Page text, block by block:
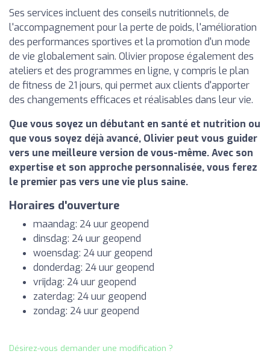
Ses services incluent des conseils nutritionnels, de
l'accompagnement pour la perte de poids, l'amélioration
des performances sportives et la promotion d'un mode
de vie globalement sain. Olivier propose également des
ateliers et des programmes en ligne, y compris le plan
de fitness de 21 jours, qui permet aux clients d'apporter
des changements efficaces et réalisables dans leur vie.
Que vous soyez un débutant en santé et nutrition ou
que vous soyez déjà avancé, Olivier peut vous guider
vers une meilleure version de vous-même. Avec son
expertise et son approche personnalisée, vous ferez
le premier pas vers une vie plus saine.
Horaires d'ouverture
maandag: 24 uur geopend
dinsdag: 24 uur geopend
woensdag: 24 uur geopend
donderdag: 24 uur geopend
vrijdag: 24 uur geopend
zaterdag: 24 uur geopend
zondag: 24 uur geopend
Désirez-vous demander une modification ?